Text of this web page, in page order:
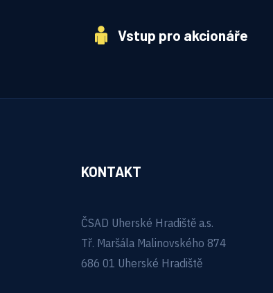
Vstup pro akcionáře
KONTAKT
ČSAD Uherské Hradiště a.s.
Tř. Maršála Malinovského 874
686 01 Uherské Hradiště